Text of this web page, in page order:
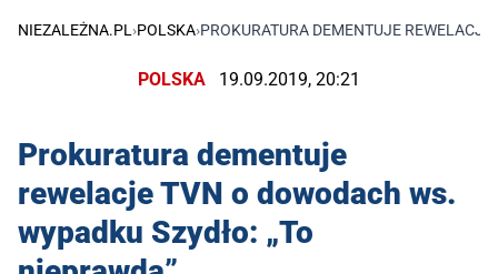
NIEZALEŻNA.PL›POLSKA›PROKURATURA DEMENTUJE
POLSKA 19.09.2019, 20:21
Prokuratura dementuje
rewelacje TVN o dowodach ws.
wypadku Szydło: „To